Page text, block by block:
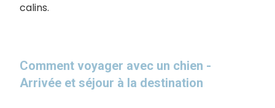
calins.
Comment voyager avec un chien -
Arrivée et séjour à la destination